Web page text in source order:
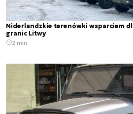
Niderlandzkie terenówki wsparciem
granic Litwy
2 min.